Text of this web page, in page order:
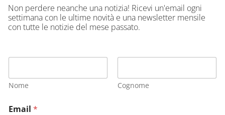
Non perdere neanche una notizia! Ricevi un'email ogni
settimana con le ultime novità e una newsletter mensile
con tutte le notizie del mese passato.
Nome Cognome
Email *